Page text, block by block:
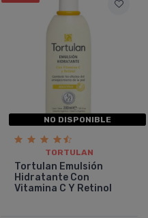
NO DISPONIBLE
TORTULAN
Tortulan Emulsión
Hidratante Con
Vitamina C Y Retinol